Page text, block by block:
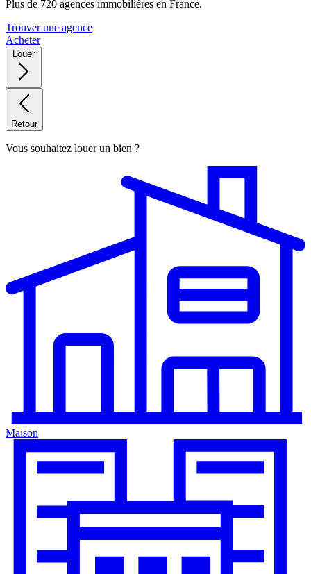
Plus de 720 agences immobilières en France.
Trouver une agence
Acheter
Louer
Retour
Vous souhaitez louer un bien ?
Maison